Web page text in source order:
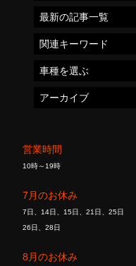
営業時間
10時～19時
7月のお休み
7日、14日、15日、21日、25日
26日、28日
8月のお休み
最新の記事一覧
関連キーワード
車種を選ぶ
アーカイブ